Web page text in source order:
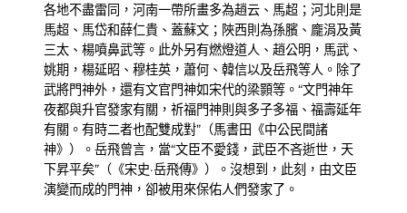
各地不盡雷同，河南一帶所畫多為趙云、馬超；河北則是
馬超、馬岱和薛仁貴、蓋蘇文；陜西則為孫臏、龐涓及黃
三太、楊噴鼻武等。此外另有燃燈道人、趙公明，馬武、
姚期，楊延昭、穆桂英，蕭何、韓信以及岳飛等人。除了
武將門神外，還有文官門神如宋代的梁顥等。“文門神年
夜都與升官發家有關，祈福門神則與多子多福、福壽延年
有關。有時二者也配雙成對”（馬書田《中公民間諸
神》）。岳飛曾言，當“文臣不愛錢，武臣不吝逝世，天
下昇平矣”（《宋史·岳飛傳》）。沒想到，此刻，由文臣
演變而成的門神，卻被用來保佑人們發家了。